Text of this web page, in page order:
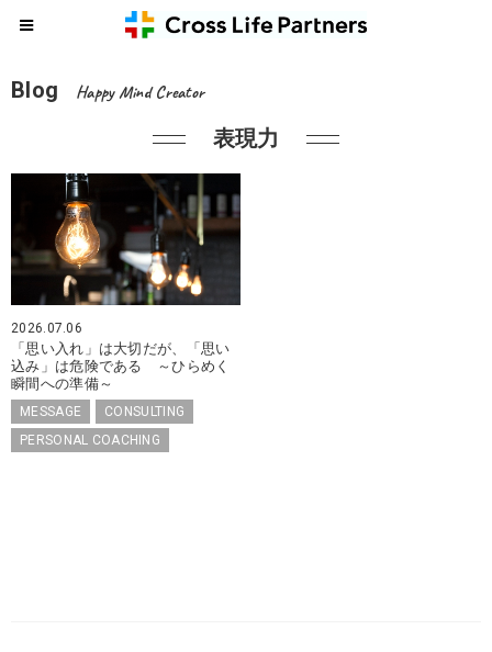
Blog Happy Mind Creator
表現力
2026.07.06
「思い入れ」は大切だが、「思い
込み」は危険である ～ひらめく
瞬間への準備～
MESSAGE
CONSULTING
PERSONAL COACHING